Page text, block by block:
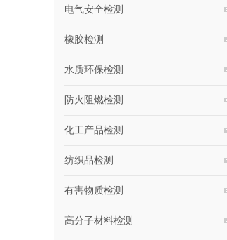
电气安全检测
橡胶检测
水质环保检测
防火阻燃检测
化工产品检测
纺织品检测
有害物质检测
高分子材料检测